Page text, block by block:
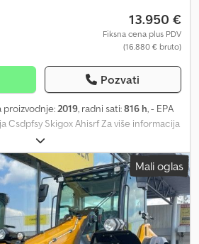
13.950 €
Fiksna cena plus PDV
(16.880 € bruto)
Pozvati
proizvodnje:2019, radni sati:816 h, - EPA
Csdpfsy Skigox Ahisrf Za više informacija
Mali oglas